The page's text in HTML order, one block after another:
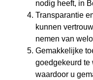
nodig heeft, in
Transparantie
kunnen
nemen van
Gemakkelijke
goedgekeurd te
waardoor u